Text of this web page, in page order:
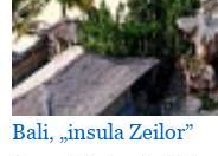
Bali, „insula Zeilor”